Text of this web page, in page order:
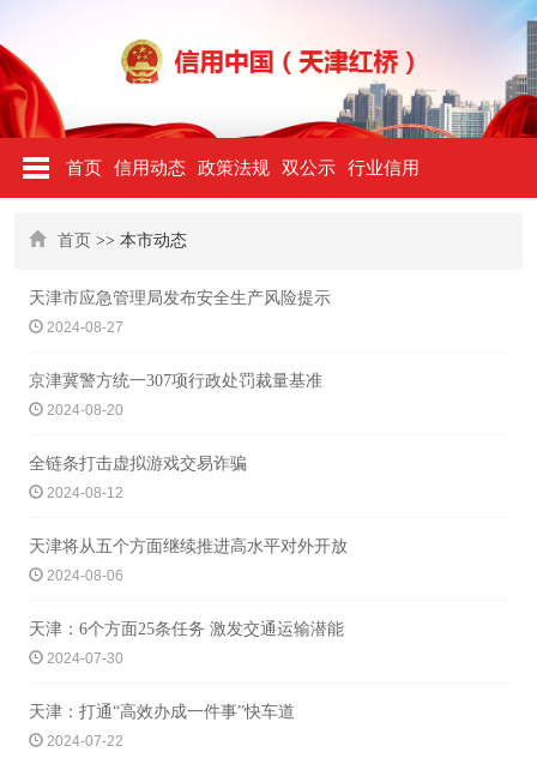
首页 信用动态 政策法规 双公示 行业信用
首页 >> 本市动态
天津市应急管理局发布安全生产风险提示
2024-08-27
京津冀警方统一307项行政处罚裁量基准
2024-08-20
全链条打击虚拟游戏交易诈骗
2024-08-12
天津将从五个方面继续推进高水平对外开放
2024-08-06
天津：6个方面25条任务 激发交通运输潜能
2024-07-30
天津：打通“高效办成一件事”快车道
2024-07-22